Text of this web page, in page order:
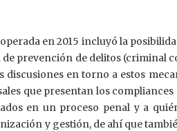
en 2015 incluyó la
de prevención de delitos
discusiones en torno a estos
que presentan los
en un proceso penal y a
y gestión, de ahí que